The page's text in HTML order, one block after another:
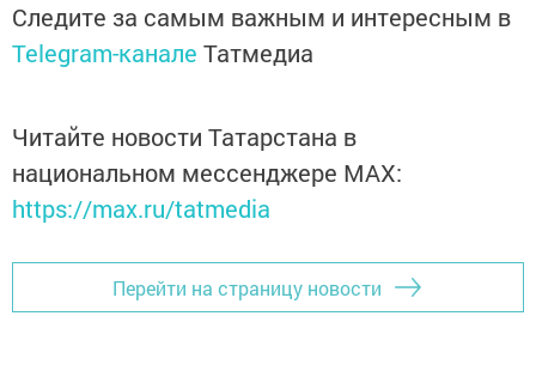
Следите за самым важным и интересным в
Telegram-канале Татмедиа
Читайте новости Татарстана в
национальном мессенджере MАХ:
https://max.ru/tatmedia
Перейти на страницу новости